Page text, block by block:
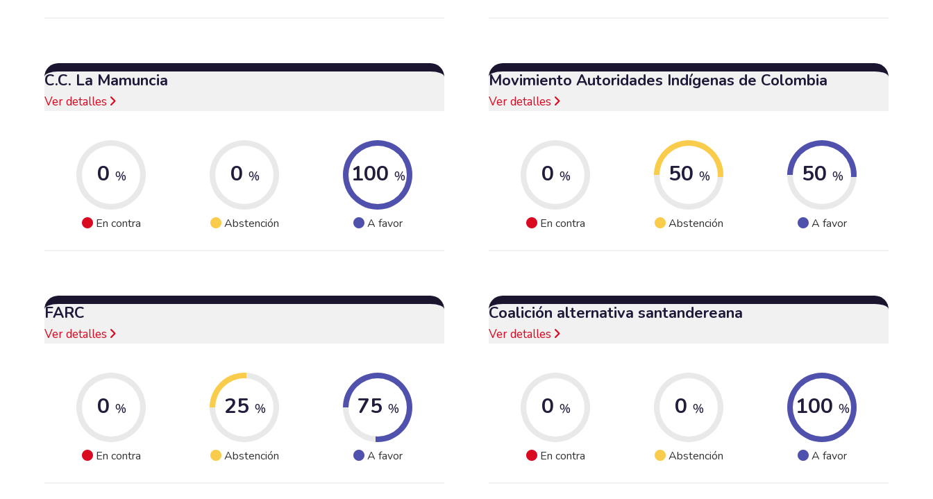
C.C. La Mamuncia
Ver detalles
0 %
En contra
0 %
Abstención
100 %
A favor
Movimiento Autoridades Indígenas de Colombia
Ver detalles
0 %
En contra
50 %
Abstención
50 %
A favor
FARC
Ver detalles
0 %
En contra
25 %
Abstención
75 %
A favor
Coalición alternativa santandereana
Ver detalles
0 %
En contra
0 %
Abstención
100 %
A favor